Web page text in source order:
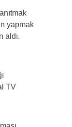
yapmak
aldı.
TV